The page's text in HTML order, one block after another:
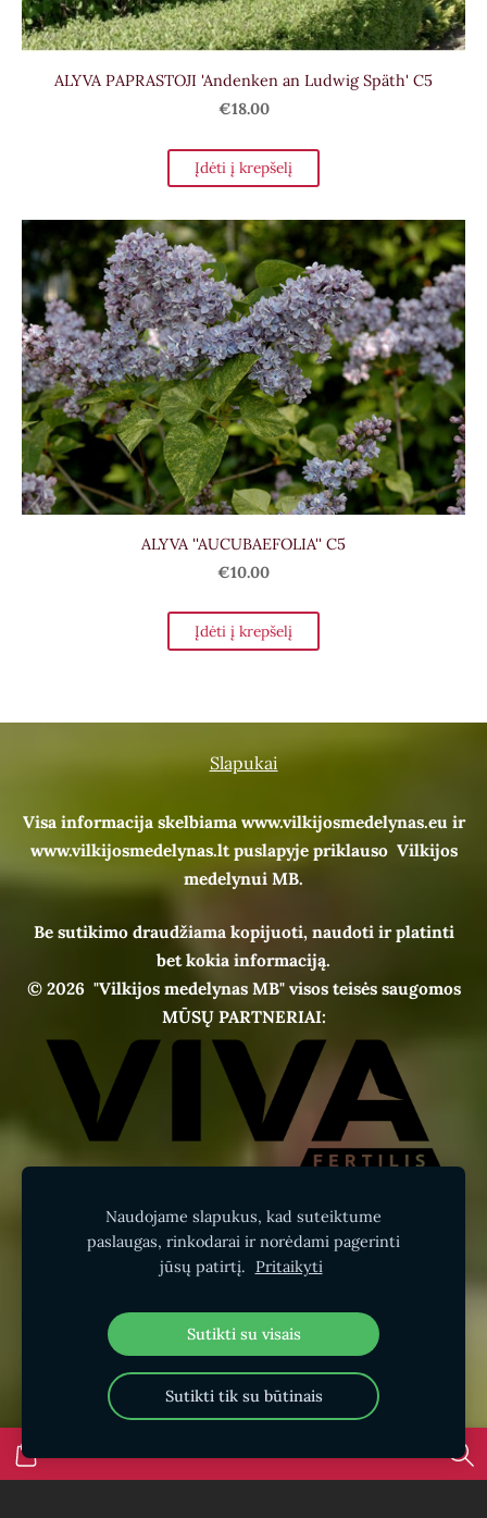
ALYVA PAPRASTOJI 'Andenken an Ludwig Späth' C5
€18.00
Įdėti į krepšelį
ALYVA ''AUCUBAEFOLIA'' C5
€10.00
Įdėti į krepšelį
Slapukai
Visa informacija skelbiama www.vilkijosmedelynas.eu ir
www.vilkijosmedelynas.lt puslapyje priklauso Vilkijos
medelynui MB.
Be sutikimo draudžiama kopijuoti, naudoti ir platinti
bet kokia informaciją.
© 2026 "Vilkijos medelynas MB" visos teisės saugomos
MŪSŲ PARTNERIAI:
Naudojame slapukus, kad suteiktume
paslaugas, rinkodarai ir norėdami pagerinti
jūsų patirtį.
Pritaikyti
Sutikti su visais
Sutikti tik su būtinais